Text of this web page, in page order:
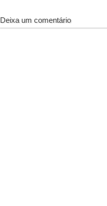
Deixa um comentário